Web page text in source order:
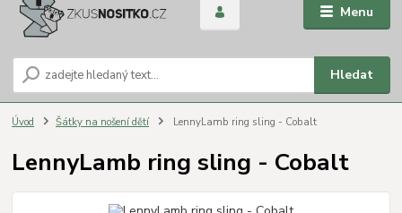
Menu
Hledat
Úvod Šátky na nošení dětí LennyLamb ring sling - Cobalt
LennyLamb ring sling - Cobalt